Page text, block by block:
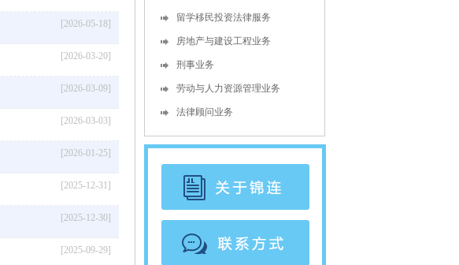
[2026-05-18]
[2026-03-20]
[2026-03-09]
[2026-03-03]
[2026-01-25]
[2025-12-31]
[2025-12-30]
[2025-09-29]
留学移民投资法律服务
房地产与建设工程业务
刑事业务
劳动与人力资源管理业务
法律顾问业务